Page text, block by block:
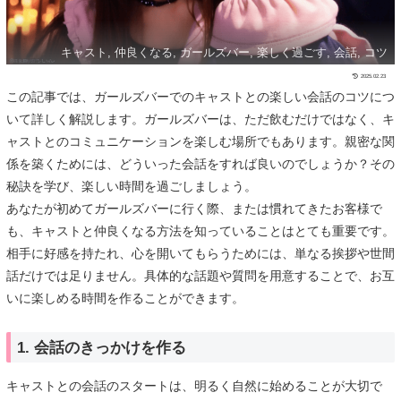
キャスト, 仲良くなる, ガールズバー, 楽しく過ごす, 会話, コツ
2025.02.23
この記事では、ガールズバーでのキャストとの楽しい会話のコツにつ
いて詳しく解説します。ガールズバーは、ただ飲むだけではなく、キ
ャストとのコミュニケーションを楽しむ場所でもあります。親密な関
係を築くためには、どういった会話をすれば良いのでしょうか？その
秘訣を学び、楽しい時間を過ごしましょう。
あなたが初めてガールズバーに行く際、または慣れてきたお客様で
も、キャストと仲良くなる方法を知っていることはとても重要です。
相手に好感を持たれ、心を開いてもらうためには、単なる挨拶や世間
話だけでは足りません。具体的な話題や質問を用意することで、お互
いに楽しめる時間を作ることができます。
1. 会話のきっかけを作る
キャストとの会話のスタートは、明るく自然に始めることが大切で